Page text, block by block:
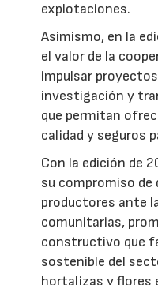
explotaciones.
Asimismo, en la
el valor de la
impulsar
investigación y
que permitan
calidad y seguros
Con la edición de
su compromiso de
productores ante
comunitarias,
constructivo que
sostenible del